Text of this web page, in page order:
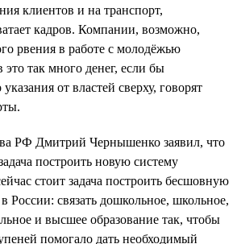
клиентов и на транспорт,
кадров. Компании, возможно,
рвения в работе с молодёжью
так много денег, если бы
от властей сверху, говорят
РФ Дмитрий Чернышенко заявил, что
построить новую систему
стоит задача построить бесшовную
России: связать дошкольное, школьное,
и высшее образование так, чтобы
помогало дать необходимый